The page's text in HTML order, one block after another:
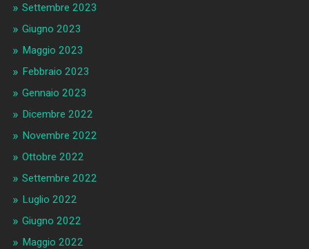
Settembre 2023
Giugno 2023
Maggio 2023
Febbraio 2023
Gennaio 2023
Dicembre 2022
Novembre 2022
Ottobre 2022
Settembre 2022
Luglio 2022
Giugno 2022
Maggio 2022